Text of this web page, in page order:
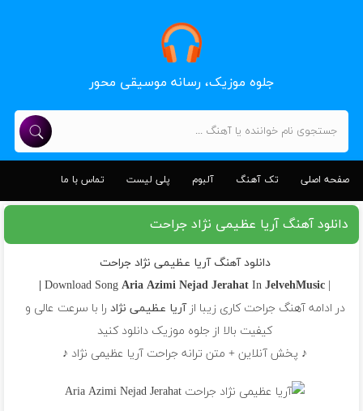
جلوه موزیک، رسانه موسیقی محور
صفحه اصلی تک آهنگ آلبوم پلی لیست تماس با ما
دانلود آهنگ آریا عظیمی نژاد جراحت
دانلود آهنگ آریا عظیمی نژاد جراحت
| Download Song
Aria Azimi Nejad Jerahat InJelvehMusic |
در ادامه آهنگ جراحت کاری زیبا ازآریا عظیمی نژاد را با سرعت عالی و
کیفیت بالا از جلوه موزیک دانلود کنید
♪ پخش آنلاین + متن ترانه جراحت آریا عظیمی نژاد ♪